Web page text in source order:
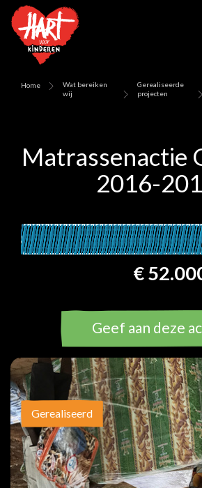
Home
Wat bereiken
wij
Gerealiseerde
projecten
Matrassenactie
2016-
€
Geef aan deze
Gerealiseerd